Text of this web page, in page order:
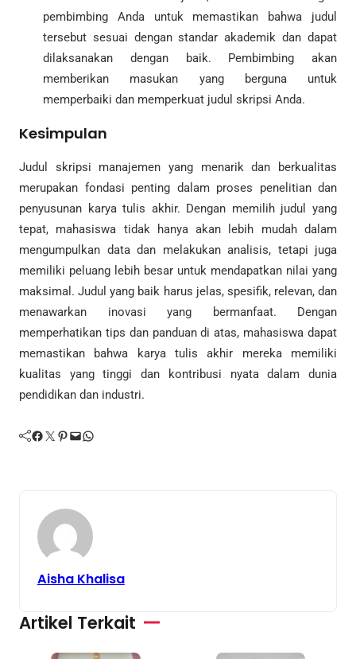
pembimbing Anda untuk memastikan bahwa judul
tersebut sesuai dengan standar akademik dan dapat
dilaksanakan dengan baik. Pembimbing akan
memberikan masukan yang berguna untuk
memperbaiki dan memperkuat judul skripsi Anda.
Kesimpulan
Judul skripsi manajemen yang menarik dan berkualitas
merupakan fondasi penting dalam proses penelitian dan
penyusunan karya tulis akhir. Dengan memilih judul yang
tepat, mahasiswa tidak hanya akan lebih mudah dalam
mengumpulkan data dan melakukan analisis, tetapi juga
memiliki peluang lebih besar untuk mendapatkan nilai yang
maksimal. Judul yang baik harus jelas, spesifik, relevan, dan
menawarkan inovasi yang bermanfaat. Dengan
memperhatikan tips dan panduan di atas, mahasiswa dapat
memastikan bahwa karya tulis akhir mereka memiliki
kualitas yang tinggi dan kontribusi nyata dalam dunia
pendidikan dan industri.
Facebook Twitter Pinterest Mail WhatsApp
Aisha Khalisa
Artikel Terkait